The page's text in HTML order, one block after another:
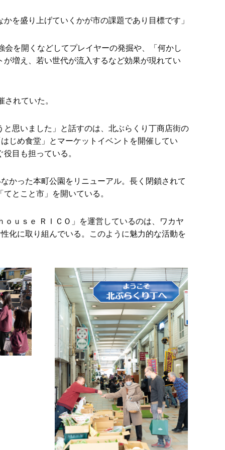
を盛り上げていくかが市の課題であり目標です」
を開くなどしてプレイヤーの発掘や、「何かし
増え、若い世代が流入するなど効果が現れてい
れていた。
思いました」と話すのは、北ぶらくり丁商店街の
じめ食堂」とマーケットイベントを開催してい
目も担っている。
かった本町公園をリニューアル。長く閉鎖されて
とこと市」を開いている。
ｕｓｅ ＲＩＣＯ」を運営しているのは、ワカヤ
化に取り組んでいる。このように魅力的な活動を